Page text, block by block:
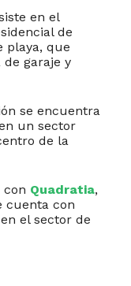
en el
de
playa, que
garaje y
se encuentra
un sector
de la
con Quadratia,
cuenta con
el sector de